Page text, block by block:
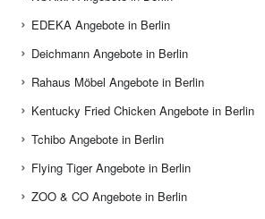
EDEKA Angebote in Berlin
Deichmann Angebote in Berlin
Rahaus Möbel Angebote in Berlin
Kentucky Fried Chicken Angebote in Berlin
Tchibo Angebote in Berlin
Flying Tiger Angebote in Berlin
ZOO & CO Angebote in Berlin